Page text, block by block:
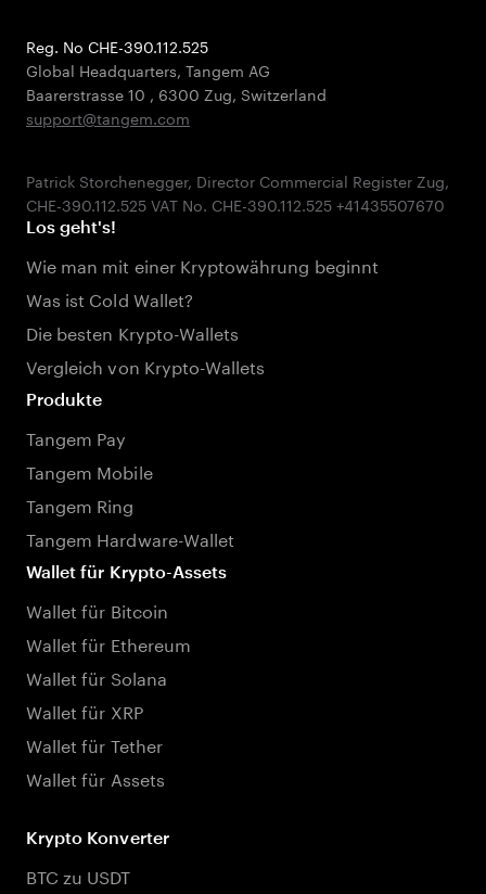
Reg. No CHE-390.112.525
Global Headquarters, Tangem AG
Baarerstrasse 10 , 6300 Zug, Switzerland
support@tangem.com
Patrick Storchenegger, Director Commercial Register Zug,
Los geht's!
Wie man mit einer Kryptowährung beginnt
Was ist Cold Wallet?
Die besten Krypto-Wallets
Vergleich von Krypto-Wallets
Produkte
Tangem Pay
Tangem Mobile
Tangem Ring
Tangem Hardware-Wallet
Wallet für Krypto-Assets
Wallet für Bitcoin
Wallet für Ethereum
Wallet für Solana
Wallet für XRP
Wallet für Tether
Wallet für Assets
Krypto Konverter
BTC zu USDT